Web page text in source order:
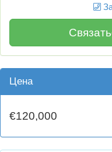
Цена
€120,000